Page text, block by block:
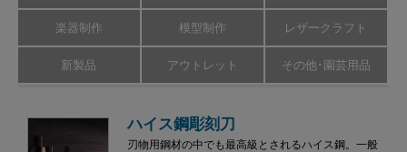
楽器制作 模型制作 レザークラフト
新製品 アウトレット その他･園芸用品
ハイス鋼彫刻刀
刃物用鋼材の中でも最高級とされるハイス鋼。一般